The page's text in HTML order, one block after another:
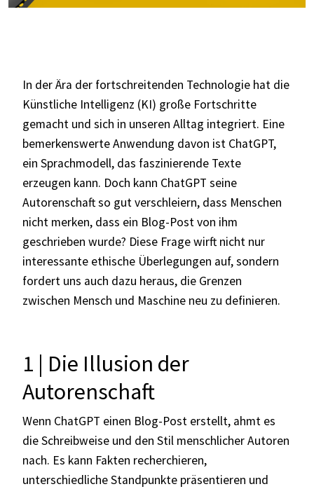
In der Ära der fortschreitenden Technologie hat die
Künstliche Intelligenz (KI) große Fortschritte
gemacht und sich in unseren Alltag integriert. Eine
bemerkenswerte Anwendung davon ist ChatGPT,
ein Sprachmodell, das faszinierende Texte
erzeugen kann. Doch kann ChatGPT seine
Autorenschaft so gut verschleiern, dass Menschen
nicht merken, dass ein Blog-Post von ihm
geschrieben wurde? Diese Frage wirft nicht nur
interessante ethische Überlegungen auf, sondern
fordert uns auch dazu heraus, die Grenzen
zwischen Mensch und Maschine neu zu definieren.
1 | Die Illusion der
Autorenschaft
Wenn ChatGPT einen Blog-Post erstellt, ahmt es
die Schreibweise und den Stil menschlicher Autoren
nach. Es kann Fakten recherchieren,
unterschiedliche Standpunkte präsentieren und